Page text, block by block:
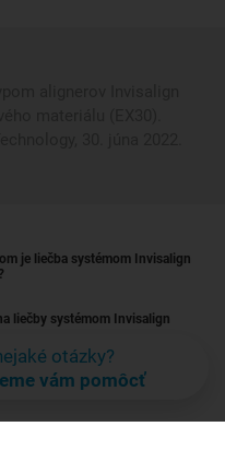
otázky?
vám pomôcť
je liečba systémom Invisalign
liečby systémom Invisalign
úsmevu